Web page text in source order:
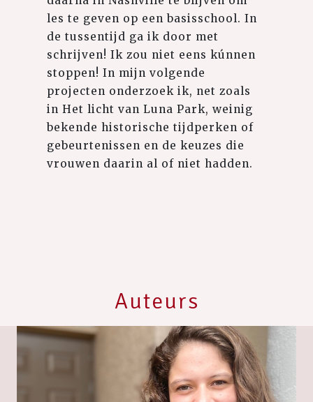
les te geven op een basisschool. In
de tussentijd ga ik door met
schrijven! Ik zou niet eens kúnnen
stoppen! In mijn volgende
projecten onderzoek ik, net zoals
in Het licht van Luna Park, weinig
bekende historische tijdperken of
gebeurtenissen en de keuzes die
vrouwen daarin al of niet hadden.
Auteurs